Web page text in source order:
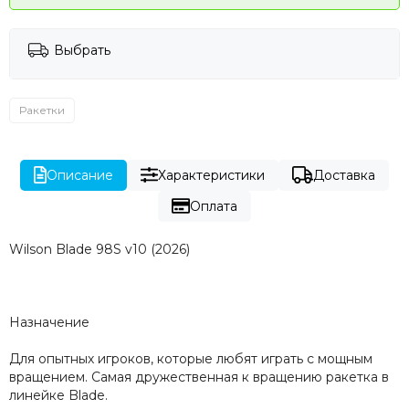
Выбрать
Ракетки
Описание Характеристики
Доставка
Оплата
Wilson Blade 98S v10 (2026)
Назначение
Для опытных игроков, которые любят играть с мощным
вращением. Самая дружественная к вращению ракетка в
линейке Blade.